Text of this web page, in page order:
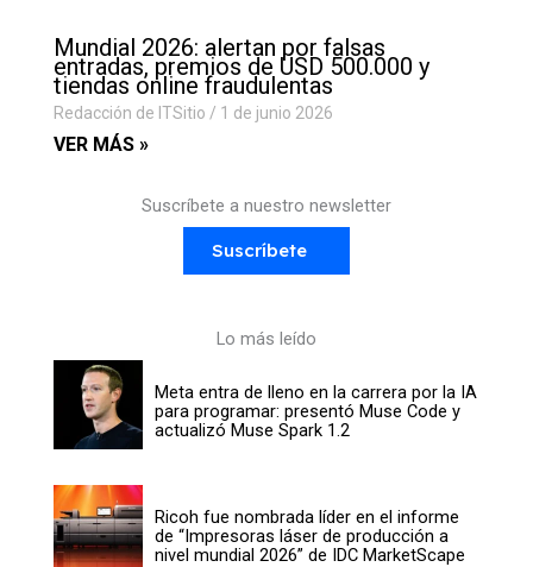
Mundial 2026: alertan por falsas
entradas, premios de USD 500.000 y
tiendas online fraudulentas
Redacción de ITSitio 1 de junio 2026
VER MÁS »
Suscríbete a nuestro newsletter
Suscríbete
Lo más leído
Meta entra de lleno en la carrera por la IA
para programar: presentó Muse Code y
actualizó Muse Spark 1.2
Ricoh fue nombrada líder en el informe
de “Impresoras láser de producción a
nivel mundial 2026” de IDC MarketScape